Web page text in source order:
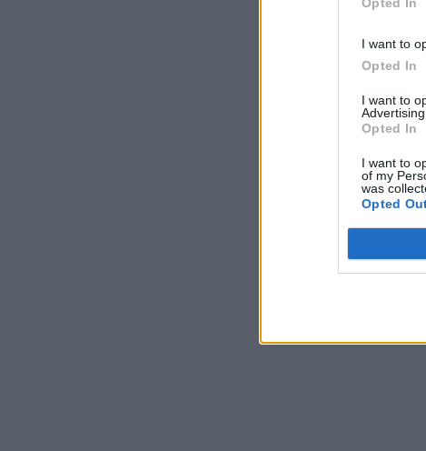
I want to
Opted In
I want to
Advertising.
Opted In
I want to
of my
was
Opted